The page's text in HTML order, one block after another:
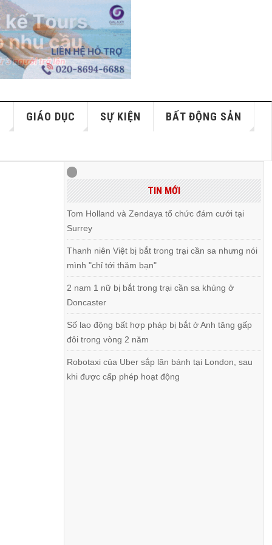
GIÁO DỤC SỰ KIỆN BẤT ĐỘNG SẢN
TIN MỚI
Tom Holland và Zendaya tổ chức đám cưới tại
Surrey
Thanh niên Việt bị bắt trong trại cần sa nhưng nói
mình "chỉ tới thăm bạn"
2 nam 1 nữ bị bắt trong trại cần sa khủng ở
Doncaster
Số lao động bất hợp pháp bị bắt ở Anh tăng gấp
đôi trong vòng 2 năm
Robotaxi của Uber sắp lăn bánh tại London, sau
khi được cấp phép hoạt động